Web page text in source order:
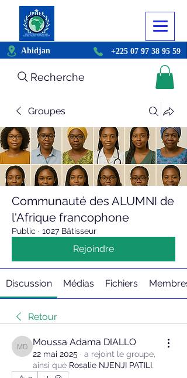
Abidjan +225 07 97 38 95 59
Recherche
Groupes
Communauté des ALUMNI de
l'Afrique francophone
Public · 1027 Bâtisseur
Rejoindre
Discussion Médias Fichiers Membres
Retour
Moussa Adama DIALLO
Moussa Adama DIALLO
22 mai 2025 · a rejoint le groupe,
ainsi que Rosalie NJENJI PATILI.